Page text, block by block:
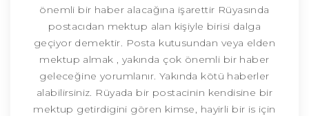
önemli bir haber alacağına işarettir Rüyasında
postacıdan mektup alan kişiyle birisi dalga
geçiyor demektir. Posta kutusundan veya elden
mektup almak , yakında çok önemli bir haber
geleceğine yorumlanır. Yakında kötü haberler
alabilirsiniz. Rüyada bir postacinin kendisine bir
mektup getirdigini gören kimse, hayirli bir is için